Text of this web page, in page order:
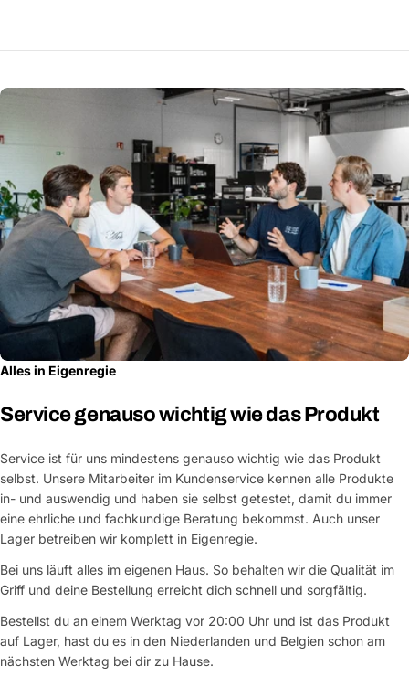
Alles in Eigenregie
Service genauso wichtig wie das Produkt
Service ist für uns mindestens genauso wichtig wie das Produkt
selbst. Unsere Mitarbeiter im Kundenservice kennen alle Produkte
in- und auswendig und haben sie selbst getestet, damit du immer
eine ehrliche und fachkundige Beratung bekommst. Auch unser
Lager betreiben wir komplett in Eigenregie.
Bei uns läuft alles im eigenen Haus. So behalten wir die Qualität im
Griff und deine Bestellung erreicht dich schnell und sorgfältig.
Bestellst du an einem Werktag vor 20:00 Uhr und ist das Produkt
auf Lager, hast du es in den Niederlanden und Belgien schon am
nächsten Werktag bei dir zu Hause.